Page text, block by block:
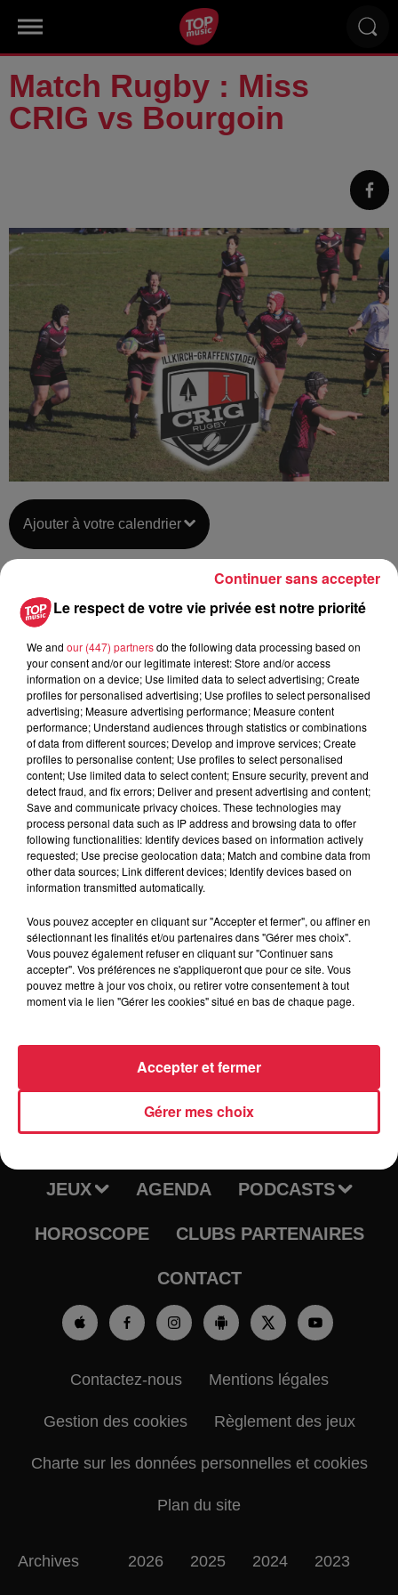
Match Rugby : Miss
CRIG vs Bourgoin
Ajouter à votre calendrier
Date
Lieu
CRIG
67400 Illkirch
Organisateur https://www.facebook.com/CRIGRugby/
Tarif Gratuit
JEUX AGENDA PODCASTS
HOROSCOPE CLUBS PARTENAIRES
CONTACT
Contactez-nous Mentions légales
Gestion des cookies Règlement des jeux
Charte sur les données personnelles et cookies
Plan du site
Archives 2026 2025 2024 2023
Le respect de votre vie privée est notre priorité
We and our (447) partnersdo the following data processing based on
your consent and/or our legitimate interest: Store and/or access
information on a device; Use limited data to select advertising; Create
profiles for personalised advertising; Use profiles to select personalised
advertising; Measure advertising performance; Measure content
performance; Understand audiences through statistics or combinations
of data from different sources; Develop and improve services; Create
profiles to personalise content; Use profiles to select personalised
content; Use limited data to select content; Ensure security, prevent and
detect fraud, and fix errors; Deliver and present advertising and content;
Save and communicate privacy choices. These technologies may
process personal data such as IP address and browsing data to offer
following functionalities: Identify devices based on information actively
requested; Use precise geolocation data; Match and combine data from
other data sources; Link different devices; Identify devices based on
information transmitted automatically.
Vous pouvez accepter en cliquant sur "Accepter et fermer", ou affiner en
sélectionnant les finalités et/ou partenaires dans "Gérer mes choix".
Vous pouvez également refuser en cliquant sur "Continuer sans
accepter". Vos préférences ne s'appliqueront que pour ce site. Vous
pouvez mettre à jour vos choix, ou retirer votre consentement à tout
moment via le lien "Gérer les cookies" situé en bas de chaque page.
Gérer mes choix
Accepter et fermer
Continuer sans accepter